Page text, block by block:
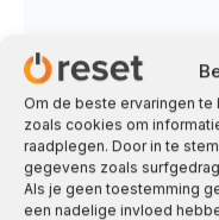
Om de beste ervaringen
zoals cookies om
raadplegen. Door in te
gegevens zoals
Als je geen toestemming
een nadelige invloed